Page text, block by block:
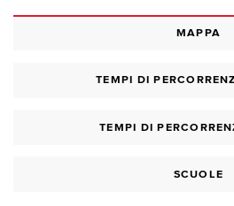
MAPPA
TEMPI DI
TEMPI DI
SCUOLE